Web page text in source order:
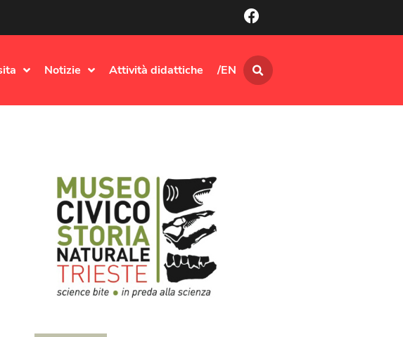
Notizie Attività didattiche /EN